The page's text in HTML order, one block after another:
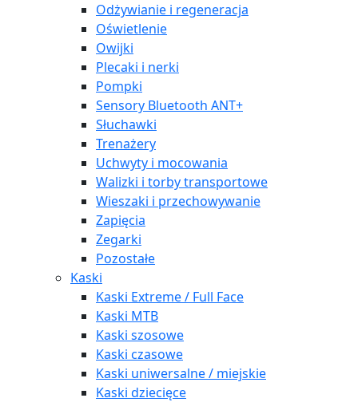
Odżywianie i regeneracja
Oświetlenie
Owijki
Plecaki i nerki
Pompki
Sensory Bluetooth ANT+
Słuchawki
Trenażery
Uchwyty i mocowania
Walizki i torby transportowe
Wieszaki i przechowywanie
Zapięcia
Zegarki
Pozostałe
Kaski
Kaski Extreme / Full Face
Kaski MTB
Kaski szosowe
Kaski czasowe
Kaski uniwersalne / miejskie
Kaski dziecięce